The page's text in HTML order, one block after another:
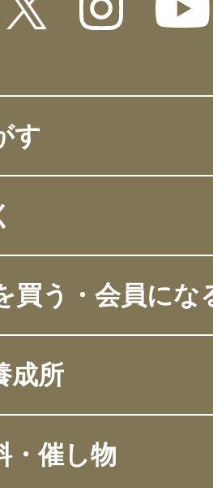
す
買う・会員にな
成所
・催し物